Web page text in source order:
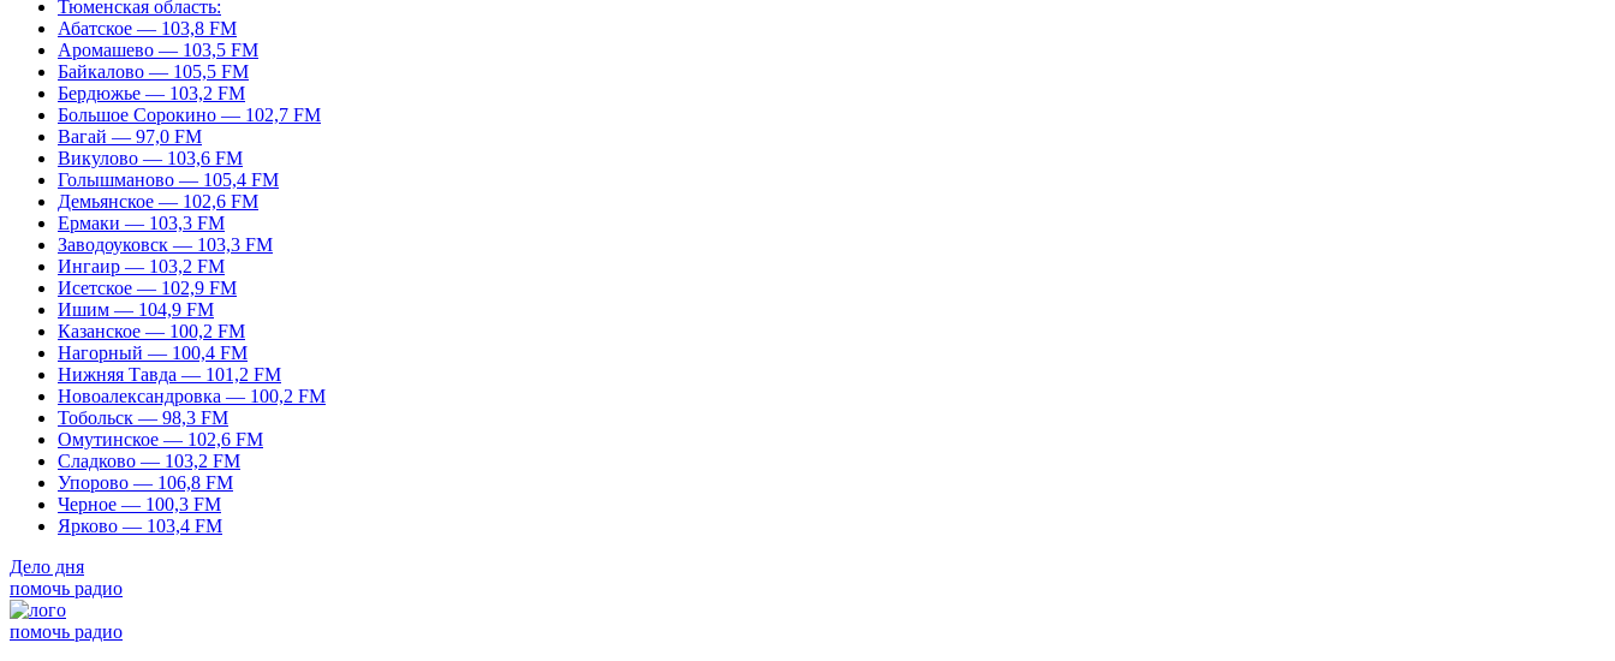
Тюменская область:
Абатское — 103,8 FM
Аромашево — 103,5 FM
Байкалово — 105,5 FM
Бердюжье — 103,2 FM
Большое Сорокино — 102,7 FM
Вагай — 97,0 FM
Викулово — 103,6 FM
Голышманово — 105,4 FM
Демьянское — 102,6 FM
Ермаки — 103,3 FM
Заводоуковск — 103,3 FM
Ингаир — 103,2 FM
Исетское — 102,9 FM
Ишим — 104,9 FM
Казанское — 100,2 FM
Нагорный — 100,4 FM
Нижняя Тавда — 101,2 FM
Новоалександровка — 100,2 FM
Тобольск — 98,3 FM
Омутинское — 102,6 FM
Сладково — 103,2 FM
Упорово — 106,8 FM
Черное — 100,3 FM
Ярково — 103,4 FM
Дело дня
помочь радио
помочь радио